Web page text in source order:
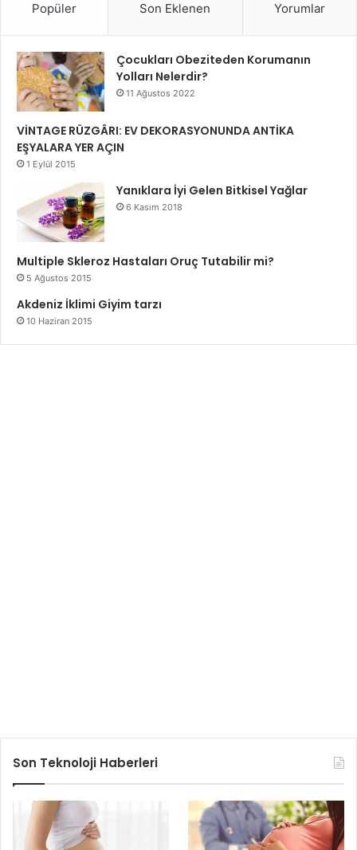
kişisel bir dokunuş katmanıza olanak sağlar. Doğru renk
seçimleriyle salonunuzda hem estetik bir görüntü elde
edebilir hem de konforlu bir ortam yaratabilirsiniz.
Trendleri takip ederken kendi tarzınızı da unutmayın;
çünkü en güzel dekorasyon, sizi yansıtan bir yaşam
Popüler Son Eklenen Yorumlar
Çocukları Obeziteden Korumanın
Yolları Nelerdir?
11 Ağustos 2022
VİNTAGE RÜZGÂRI: EV DEKORASYONUNDA ANTİKA
EŞYALARA YER AÇIN
1 Eylül 2015
Yanıklara İyi Gelen Bitkisel Yağlar
6 Kasım 2018
Multiple Skleroz Hastaları Oruç Tutabilir mi?
5 Ağustos 2015
Akdeniz İklimi Giyim tarzı
10 Haziran 2015
Son Teknoloji Haberleri